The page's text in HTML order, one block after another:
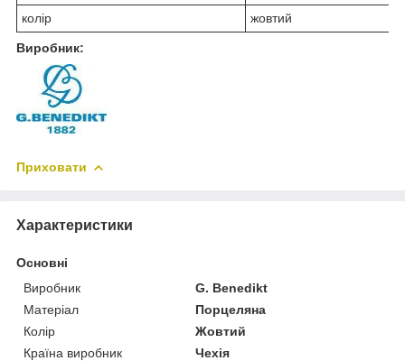
колір
жовтий
Виробник:
Приховати
Характеристики
Основні
Виробник
G. Benedikt
Матеріал
Порцеляна
Колір
Жовтий
Країна виробник
Чехія